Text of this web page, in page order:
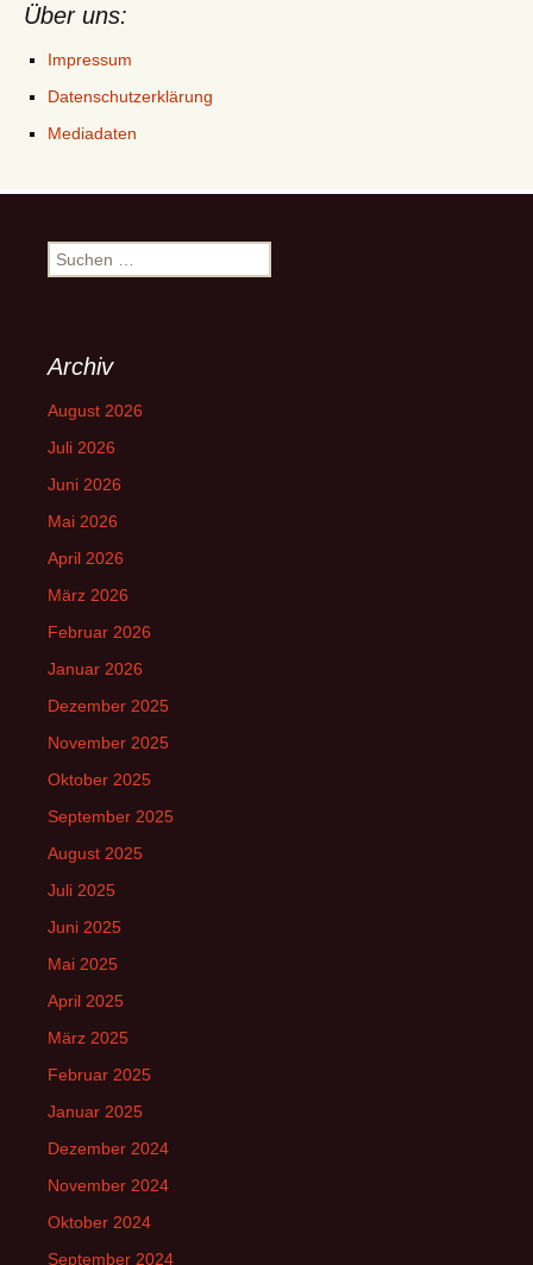
Über uns:
Impressum
Datenschutzerklärung
Mediadaten
Suchen
nach:
Archiv
August 2026
Juli 2026
Juni 2026
Mai 2026
April 2026
März 2026
Februar 2026
Januar 2026
Dezember 2025
November 2025
Oktober 2025
September 2025
August 2025
Juli 2025
Juni 2025
Mai 2025
April 2025
März 2025
Februar 2025
Januar 2025
Dezember 2024
November 2024
Oktober 2024
September 2024